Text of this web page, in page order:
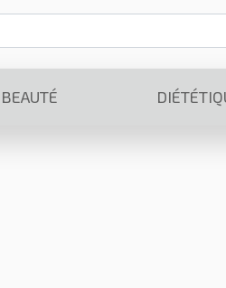
BEAUTÉ